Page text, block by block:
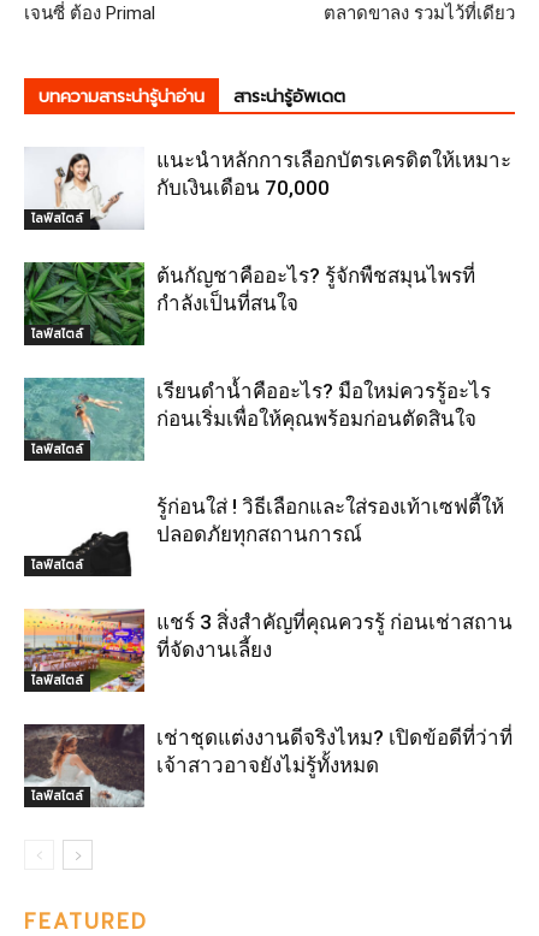
เจนซี่ ต้อง Primal
ตลาดขาลง รวมไว้ที่เดียว
บทความสาระน่ารู้น่าอ่าน สาระน่ารู้อัพเดต
ไลฟ์สไตล์
แนะนำหลักการเลือกบัตรเครดิตให้เหมาะ
กับเงินเดือน 70,000
ไลฟ์สไตล์
ต้นกัญชาคืออะไร? รู้จักพืชสมุนไพรที่
กำลังเป็นที่สนใจ
ไลฟ์สไตล์
เรียนดำน้ำคืออะไร? มือใหม่ควรรู้อะไร
ก่อนเริ่มเพื่อให้คุณพร้อมก่อนตัดสินใจ
ไลฟ์สไตล์
รู้ก่อนใส่ ! วิธีเลือกและใส่รองเท้าเซฟตี้ให้
ปลอดภัยทุกสถานการณ์
ไลฟ์สไตล์
แชร์ 3 สิ่งสำคัญที่คุณควรรู้ ก่อนเช่าสถาน
ที่จัดงานเลี้ยง
ไลฟ์สไตล์
เช่าชุดแต่งงานดีจริงไหม? เปิดข้อดีที่ว่าที่
เจ้าสาวอาจยังไม่รู้ทั้งหมด
FEATURED